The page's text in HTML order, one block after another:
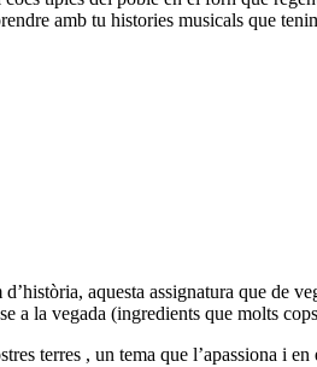
amb tu histories musicals que
aquesta assignatura que de
a la vegada (ingredients que molts
terres , un tema que l’apassiona i